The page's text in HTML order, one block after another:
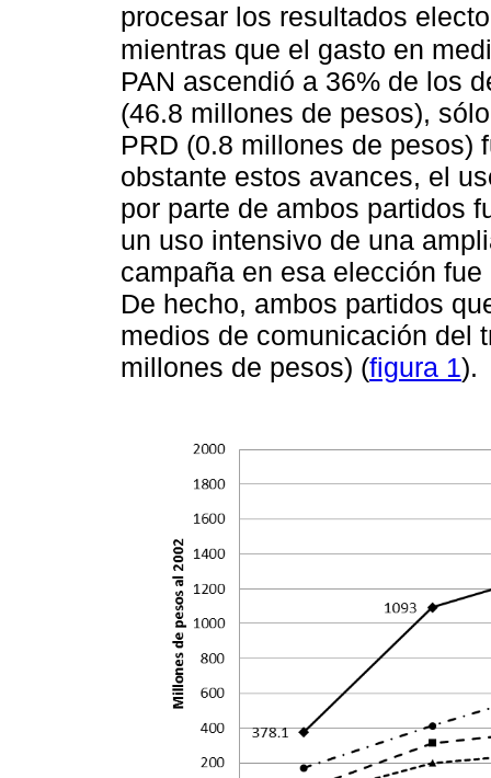
procesar los resultados
mientras que el gasto en
PAN ascendió a 36% de los
(46.8 millones de pesos),
PRD (0.8 millones de pesos)
obstante estos avances, el
por parte de ambos partidos
un uso intensivo de una
campaña en esa elección
De hecho, ambos partidos
medios de comunicación del
millones de pesos) (figura 1).